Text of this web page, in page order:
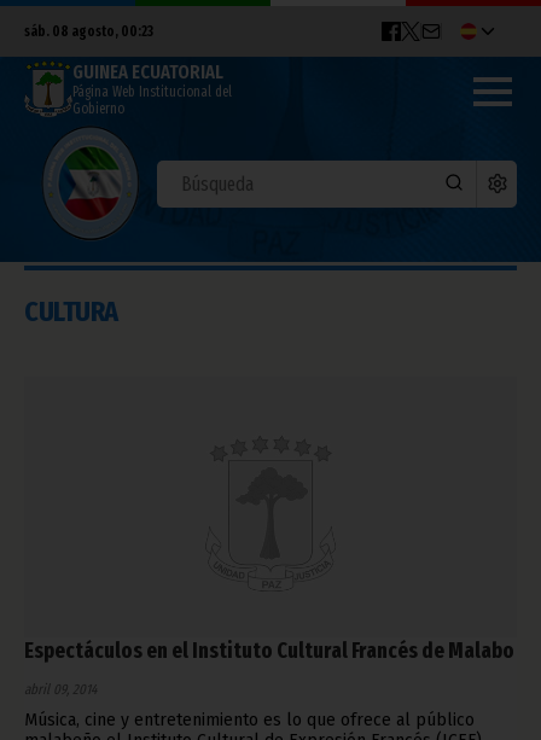
sáb. 08 agosto, 00:23
GUINEA ECUATORIAL
Página Web Institucional del
Gobierno
CULTURA
Espectáculos en el Instituto Cultural Francés de Malabo
abril 09, 2014
Música, cine y entretenimiento es lo que ofrece al público